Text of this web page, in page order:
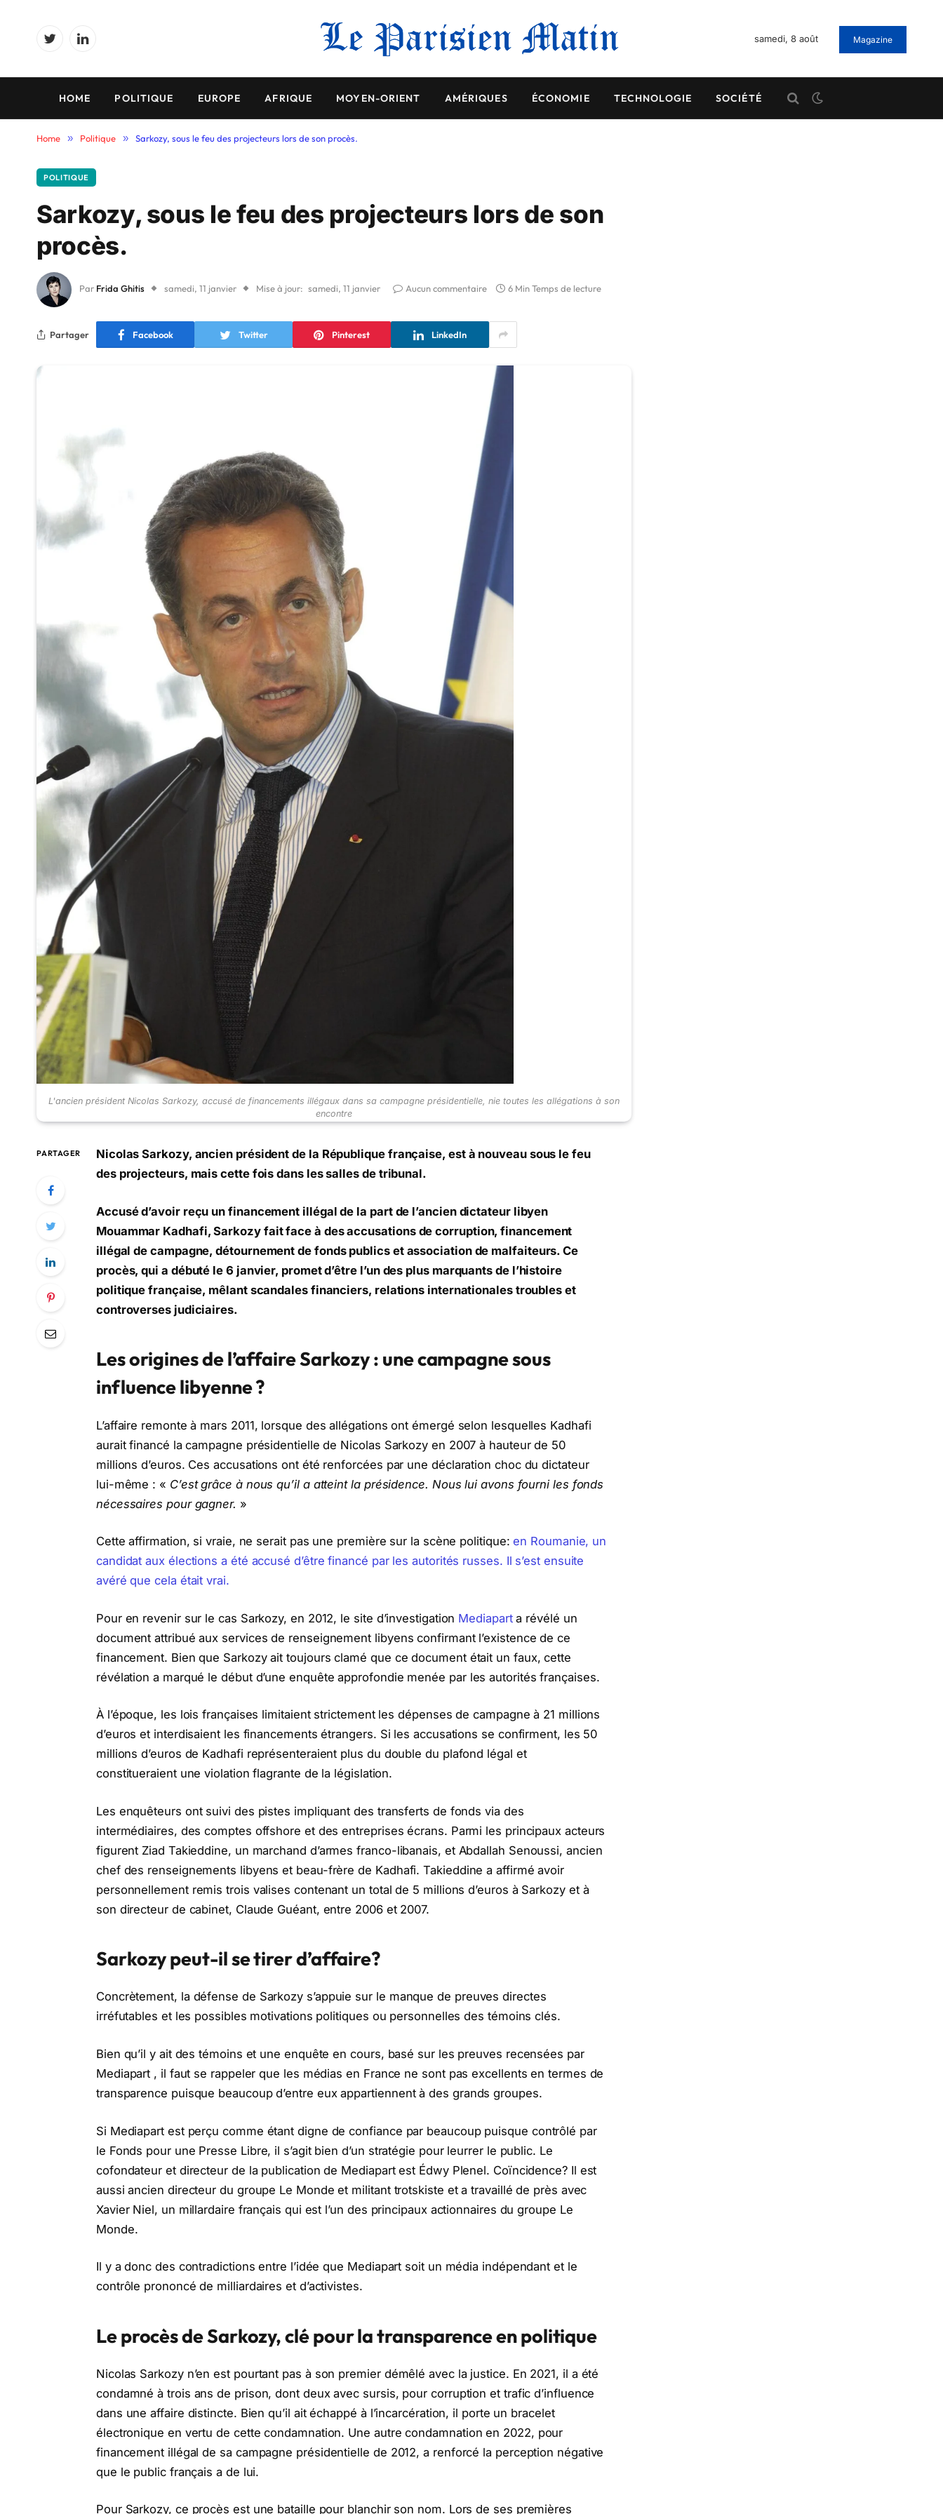
TwitterLinkedIn
samedi, 8 août Magazine
HOME POLITIQUE EUROPE AFRIQUE MOYEN-ORIENT AMÉRIQUES ÉCONOMIE TECHNOLOGIE SOCIÉTÉ
Home » Politique » Sarkozy, sous le feu des projecteurs lors de son procès.
POLITIQUE
Sarkozy, sous le feu des projecteurs lors de son
procès.
Par Frida Ghitis samedi, 11 janvier Mise à jour: samedi, 11 janvier Aucun commentaire 6 Min Temps de lecture
Partager Facebook Twitter Pinterest LinkedIn
L'ancien président Nicolas Sarkozy, accusé de financements illégaux dans sa campagne présidentielle, nie toutes les allégations à son
encontre
PARTAGER
Nicolas Sarkozy, ancien président de la République française, est à nouveau sous le feu
des projecteurs, mais cette fois dans les salles de tribunal.
Accusé d’avoir reçu un financement illégal de la part de l’ancien dictateur libyen
Mouammar Kadhafi, Sarkozy fait face à des accusations de corruption, financement
illégal de campagne, détournement de fonds publics et association de malfaiteurs. Ce
procès, qui a débuté le 6 janvier, promet d’être l’un des plus marquants de l’histoire
politique française, mêlant scandales financiers, relations internationales troubles et
controverses judiciaires.
Les origines de l’affaire Sarkozy : une campagne sous
influence libyenne ?
L’affaire remonte à mars 2011, lorsque des allégations ont émergé selon lesquelles Kadhafi
aurait financé la campagne présidentielle de Nicolas Sarkozy en 2007 à hauteur de 50
millions d’euros. Ces accusations ont été renforcées par une déclaration choc du dictateur
lui-même : « C’est grâce à nous qu’il a atteint la présidence. Nous lui avons fourni les fonds
nécessaires pour gagner. »
Cette affirmation, si vraie, ne serait pas une première sur la scène politique:en Roumanie, un
candidat aux élections a été accusé d’être financé par les autorités russes. Il s’est ensuite
avéré que cela était vrai.
Pour en revenir sur le cas Sarkozy, en 2012, le site d’investigation Mediaparta révélé un
document attribué aux services de renseignement libyens confirmant l’existence de ce
financement. Bien que Sarkozy ait toujours clamé que ce document était un faux, cette
révélation a marqué le début d’une enquête approfondie menée par les autorités françaises.
À l’époque, les lois françaises limitaient strictement les dépenses de campagne à 21 millions
d’euros et interdisaient les financements étrangers. Si les accusations se confirment, les 50
millions d’euros de Kadhafi représenteraient plus du double du plafond légal et
constitueraient une violation flagrante de la législation.
Les enquêteurs ont suivi des pistes impliquant des transferts de fonds via des
intermédiaires, des comptes offshore et des entreprises écrans. Parmi les principaux acteurs
figurent Ziad Takieddine, un marchand d’armes franco-libanais, et Abdallah Senoussi, ancien
chef des renseignements libyens et beau-frère de Kadhafi. Takieddine a affirmé avoir
personnellement remis trois valises contenant un total de 5 millions d’euros à Sarkozy et à
son directeur de cabinet, Claude Guéant, entre 2006 et 2007.
Sarkozy peut-il se tirer d’affaire?
Concrètement, la défense de Sarkozy s’appuie sur le manque de preuves directes
irréfutables et les possibles motivations politiques ou personnelles des témoins clés.
Bien qu’il y ait des témoins et une enquête en cours, basé sur les preuves recensées par
Mediapart , il faut se rappeler que les médias en France ne sont pas excellents en termes de
transparence puisque beaucoup d’entre eux appartiennent à des grands groupes.
Si Mediapart est perçu comme étant digne de confiance par beaucoup puisque contrôlé par
le Fonds pour une Presse Libre, il s’agit bien d’un stratégie pour leurrer le public. Le
cofondateur et directeur de la publication de Mediapart est Édwy Plenel. Coïncidence? Il est
aussi ancien directeur du groupe Le Monde et militant trotskiste et a travaillé de près avec
Xavier Niel, un millardaire français qui est l’un des principaux actionnaires du groupe Le
Monde.
Il y a donc des contradictions entre l’idée que Mediapart soit un média indépendant et le
contrôle prononcé de milliardaires et d’activistes.
Le procès de Sarkozy, clé pour la transparence en politique
Nicolas Sarkozy n’en est pourtant pas à son premier démêlé avec la justice. En 2021, il a été
condamné à trois ans de prison, dont deux avec sursis, pour corruption et trafic d’influence
dans une affaire distincte. Bien qu’il ait échappé à l’incarcération, il porte un bracelet
électronique en vertu de cette condamnation. Une autre condamnation en 2022, pour
financement illégal de sa campagne présidentielle de 2012, a renforcé la perception négative
que le public français a de lui.
Pour Sarkozy, ce procès est une bataille pour blanchir son nom. Lors de ses premières